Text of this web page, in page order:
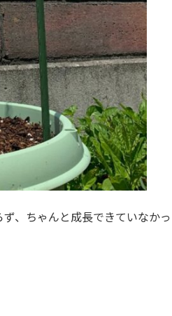
、ちゃんと成長できていなかっ